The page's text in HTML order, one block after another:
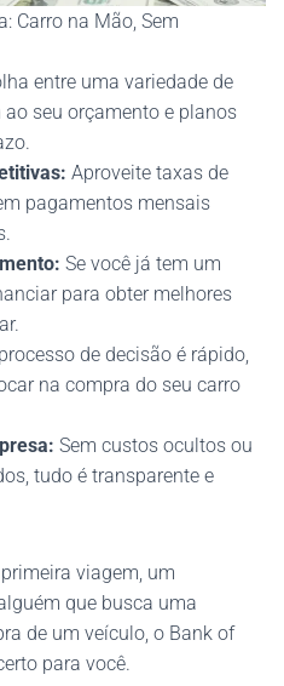
Carro na Mão, Sem
entre uma variedade de
seu orçamento e planos
Aproveite taxas de
pagamentos mensais
Se você já tem um
para obter melhores
de decisão é rápido,
na compra do seu carro
Sem custos ocultos ou
tudo é transparente e
viagem, um
que busca uma
de um veículo, o Bank of
para você.